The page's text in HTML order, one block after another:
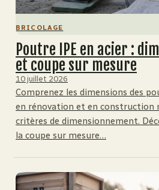
BRICOLAGE
Poutre IPE en acier :
et coupe sur mesure
10 juillet 2026
Comprenez les dimensions des
en rénovation et en construction
critères de dimensionnement.
la coupe sur mesure…